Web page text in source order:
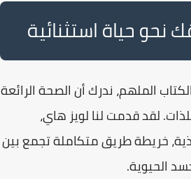
نحو حياة استثنائية
الملهم، ندرك أنالصحة الرائعة
لقد قدمت لنا لويز هاي،
خريطة طريق متكاملة تجمع بين
الحيوية.